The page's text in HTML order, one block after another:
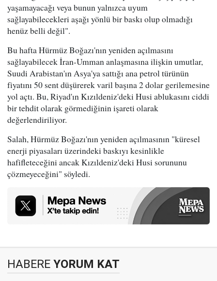
yaşamayacağı veya bunun yalnızca uyum
sağlayabilecekleri aşağı yönlü bir baskı olup olmadığı
henüz belli değil".
Bu hafta Hürmüz Boğazı'nın yeniden açılmasını
sağlayabilecek İran-Umman anlaşmasına ilişkin umutlar,
Suudi Arabistan'ın Asya'ya sattığı ana petrol türünün
fiyatını 50 sent düşürerek varil başına 2 dolar gerilemesine
yol açtı. Bu, Riyad'ın Kızıldeniz'deki Husi ablukasını ciddi
bir tehdit olarak görmediğinin işareti olarak
değerlendiriliyor.
Salah, Hürmüz Boğazı'nın yeniden açılmasının "küresel
enerji piyasaları üzerindeki baskıyı kesinlikle
hafifleteceğini ancak Kızıldeniz'deki Husi sorununu
çözmeyeceğini" söyledi.
HABERE YORUM KAT